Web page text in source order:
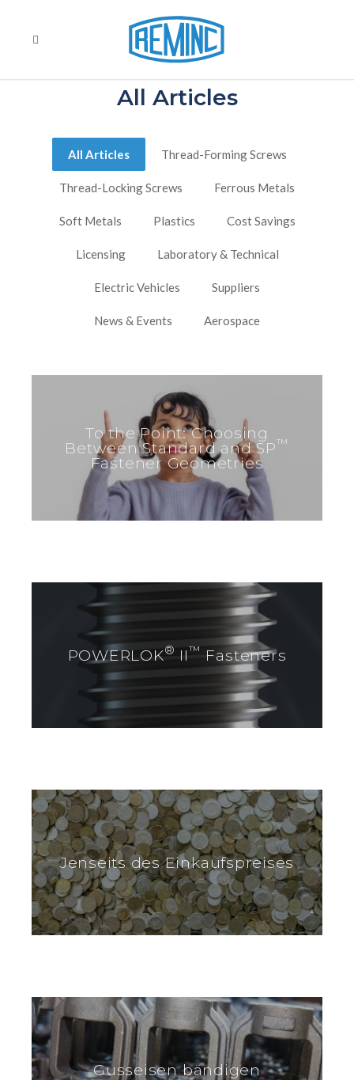
All Articles
All Articles Thread-Forming Screws
Thread-Locking Screws Ferrous Metals
Soft Metals Plastics Cost Savings
Licensing Laboratory & Technical
Electric Vehicles Suppliers
News & Events Aerospace
To the Point: Choosing
Between Standard and SP™
Fastener Geometries
POWERLOK® II™ Fasteners
Jenseits des Einkaufspreises
Gusseisen bändigen